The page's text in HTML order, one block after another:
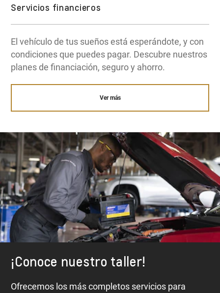
Servicios financieros
El vehículo de tus sueños está esperándote, y con
condiciones que puedes pagar. Descubre nuestros
planes de financiación, seguro y ahorro.
Ver más
¡Conoce nuestro taller!
Ofrecemos los más completos servicios para